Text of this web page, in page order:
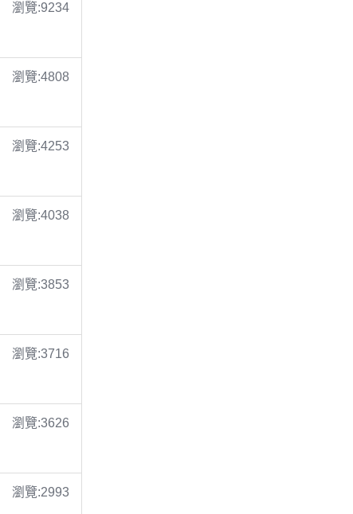
瀏覽:9234
瀏覽:4808
瀏覽:4253
瀏覽:4038
瀏覽:3853
瀏覽:3716
瀏覽:3626
瀏覽:2993